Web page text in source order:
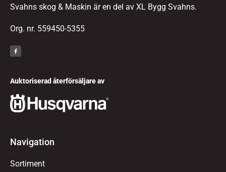
Svahns skog & Maskin är en del av XL Bygg Svahns.
Org. nr. 559450-5355
Auktoriserad återförsäljare av
Navigation
Sortiment